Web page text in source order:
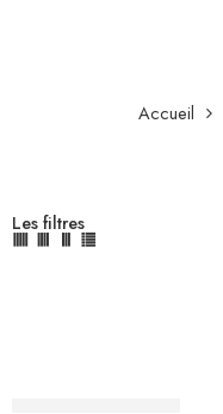
Accueil
Les filtres